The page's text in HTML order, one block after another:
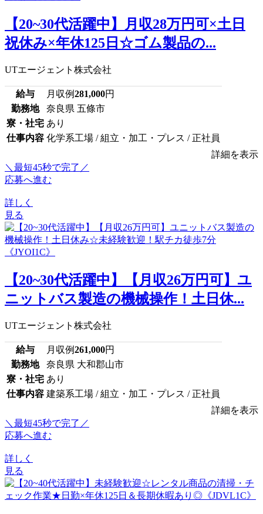
【20~30代活躍中】月収28万円可×土日
祝休み×年休125日☆ゴム製品の...
UTエージェント株式会社
給与 月収例281,000円
勤務地
奈良県 五條市
寮・社宅 あり
仕事内容 化学系工場 / 組立・加工・プレス / 正社員
詳細を表示
＼最短45秒で完了／
応募へ進む
詳しく
見る
【20~30代活躍中】【月収26万円可】ユ
ニットバス製造の機械操作！土日休...
UTエージェント株式会社
給与 月収例261,000円
勤務地
奈良県 大和郡山市
寮・社宅 あり
仕事内容 建築系工場 / 組立・加工・プレス / 正社員
詳細を表示
＼最短45秒で完了／
応募へ進む
詳しく
見る